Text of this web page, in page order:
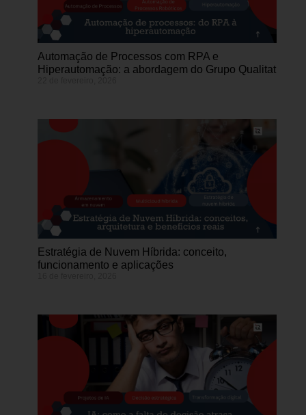
Automação de Processos com RPA e
Hiperautomação: a abordagem do Grupo Qualitat
Estratégia de Nuvem Híbrida: conceito,
funcionamento e aplicações